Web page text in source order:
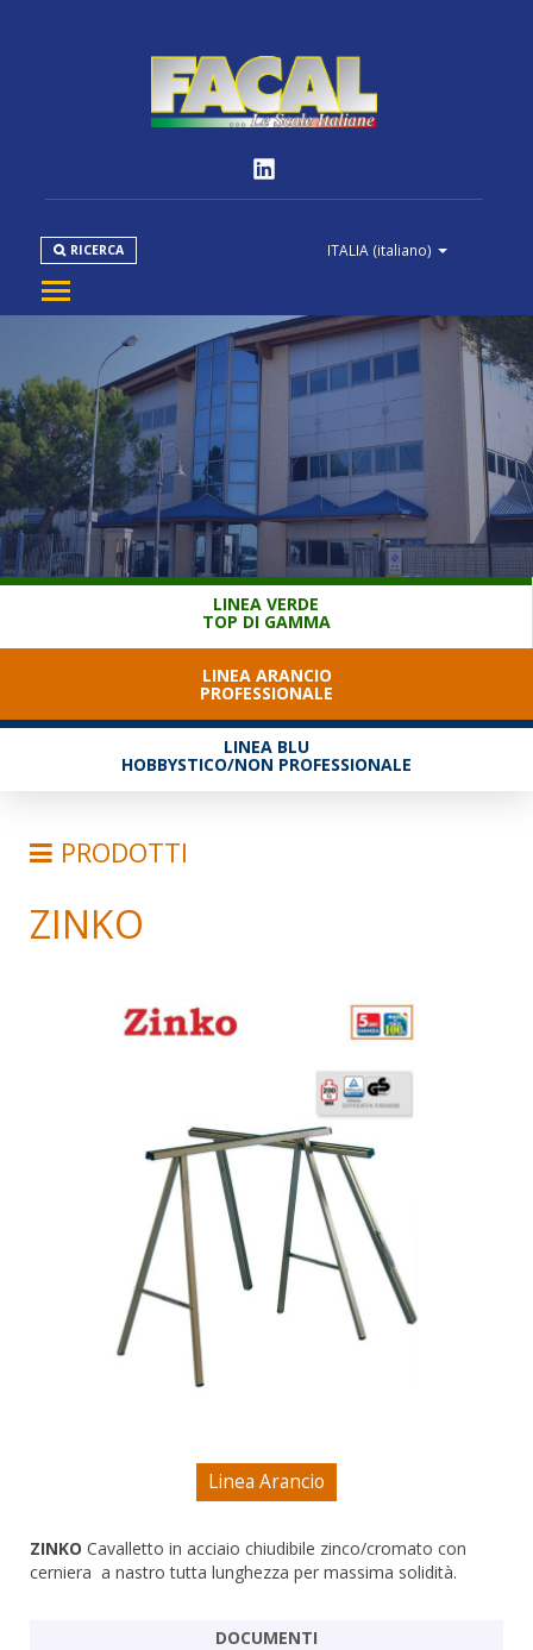
ITALIA (italiano)
RICERCA
PRODOTTI
NORMATIVE
MEDIA
DOWNLOAD
SERVIZIO CLIENTI
LINEA VERDE
TOP DI GAMMA
LINEA ARANCIO
PROFESSIONALE
LINEA BLU
HOBBYSTICO/NON PROFESSIONALE
PRODOTTI
SCALE
RAMPE DI CARICO E PASSERELLE
ESPOSITORI
ACCESSORI, RICAMBI E COMPONENTI
ZINKO
Linea Arancio
ZINKO Cavalletto in acciaio chiudibile zinco/cromato con
cerniera a nastro tutta lunghezza per massima solidità.
DOCUMENTI